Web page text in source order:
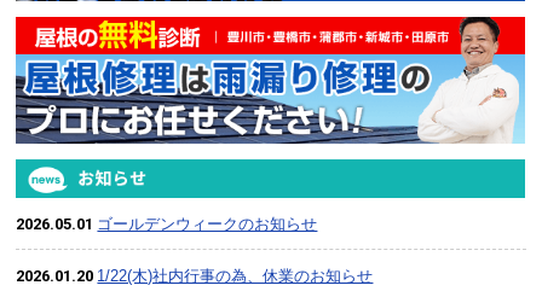
2026.05.01 ゴールデンウィークのお知らせ
2026.01.20 1/22(木)社内行事の為、休業のお知らせ